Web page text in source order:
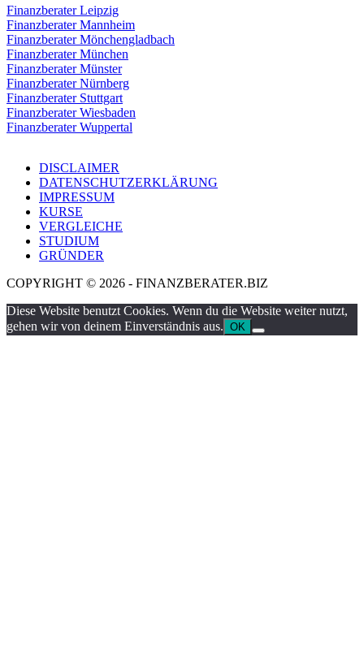
Finanzberater Leipzig
Finanzberater Mannheim
Finanzberater Mönchengladbach
Finanzberater München
Finanzberater Münster
Finanzberater Nürnberg
Finanzberater Stuttgart
Finanzberater Wiesbaden
Finanzberater Wuppertal
DISCLAIMER
DATENSCHUTZERKLÄRUNG
IMPRESSUM
KURSE
VERGLEICHE
STUDIUM
GRÜNDER
COPYRIGHT © 2026 - FINANZBERATER.BIZ
Diese Website benutzt Cookies. Wenn du die Website weiter nutzt,
gehen wir von deinem Einverständnis aus. OK